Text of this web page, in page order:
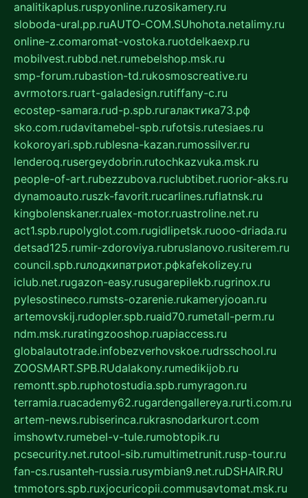
analitikaplus.ruspyonline.ruzosikamery.ru
sloboda-ural.pp.ruAUTO-COM.SUhohota.netalimy.ru
online-z.comaromat-vostoka.ruotdelkaexp.ru
mobilvest.rubbd.net.rumebelshop.msk.ru
smp-forum.rubastion-td.rukosmoscreative.ru
avrmotors.ruart-galadesign.rutiffany-c.ru
ecostep-samara.rud-p.spb.ruгалактика73.рф
sko.com.rudavitamebel-spb.rufotsis.rutesiaes.ru
kokoroyari.spb.rublesna-kazan.rumossilver.ru
lenderoq.rusergeydobrin.rutochkazvuka.msk.ru
people-of-art.rubezzubova.ruclubtibet.ruorior-aks.ru
dynamoauto.ruszk-favorit.rucarlines.ruflatnsk.ru
kingbolenskaner.rualex-motor.ruastroline.net.ru
act1.spb.rupolyglot.com.rugidlipetsk.ruooo-driada.ru
detsad125.rumir-zdoroviya.rubruslanovo.rusiterem.ru
council.spb.ruлодкипатриот.рфkafekolizey.ru
iclub.net.rugazon-easy.rusugarepilekb.rugrinox.ru
pylesostineco.rumsts-ozarenie.rukameryjooan.ru
artemovskij.rudopler.spb.ruaid70.rumetall-perm.ru
ndm.msk.ruratingzooshop.ruapiaccess.ru
globalautotrade.infobezverhovskoe.rudrsschool.ru
ZOOSMART.SPB.RUdalakony.rumedikijob.ru
remontt.spb.ruphotostudia.spb.rumyragon.ru
terramia.ruacademy62.rugardengallereya.rurti.com.ru
artem-news.rubiserinca.rukrasnodarkurort.com
imshowtv.rumebel-v-tule.rumobtopik.ru
pcsecurity.net.rutool-sib.rumultimetrunit.rusp-tour.ru
fan-cs.rusanteh-russia.rusymbian9.net.ruDSHAIR.RU
tmmotors.spb.ruxjocuricopii.commusavtomat.msk.ru